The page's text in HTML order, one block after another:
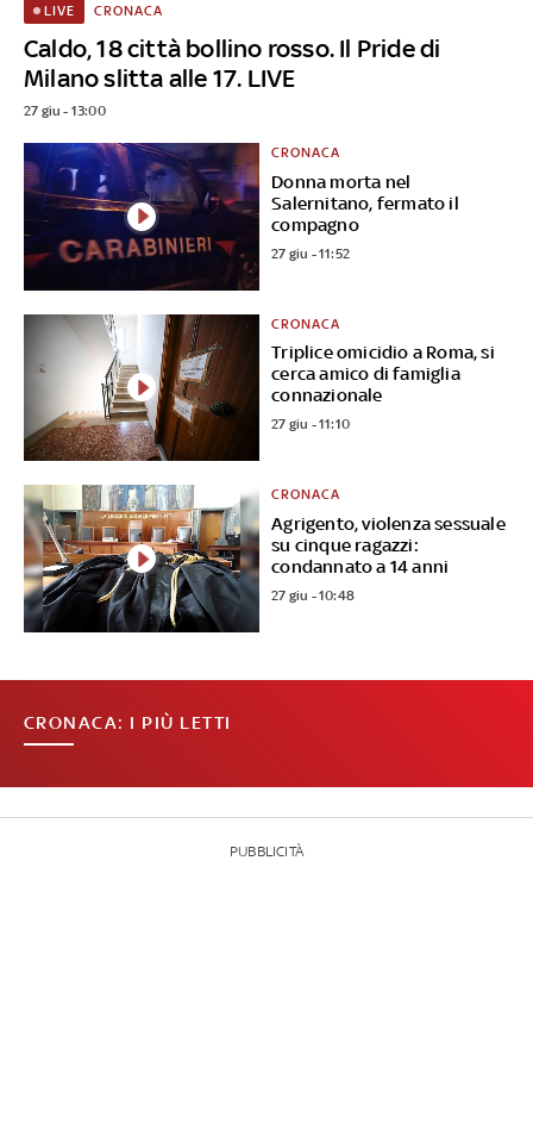
Caldo, 18 città bollino rosso. Il Pride di
Milano slitta alle 17. LIVE
LIVE CRONACA
27 giu - 13:00
Donna morta nel
Salernitano, fermato il
compagno
CRONACA
27 giu - 11:52
Triplice omicidio a Roma, si
cerca amico di famiglia
connazionale
CRONACA
27 giu - 11:10
Agrigento, violenza sessuale
su cinque ragazzi:
condannato a 14 anni
CRONACA
27 giu - 10:48
CRONACA: I PIÙ LETTI
PUBBLICITÀ